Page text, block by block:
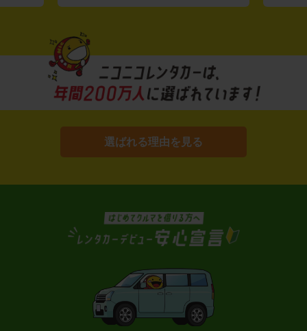
選ばれる理由を見る